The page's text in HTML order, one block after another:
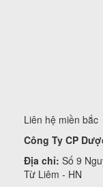
Liên hệ miền bắc
Công Ty CP
Địa chỉ: Số 9
Từ Liêm - HN